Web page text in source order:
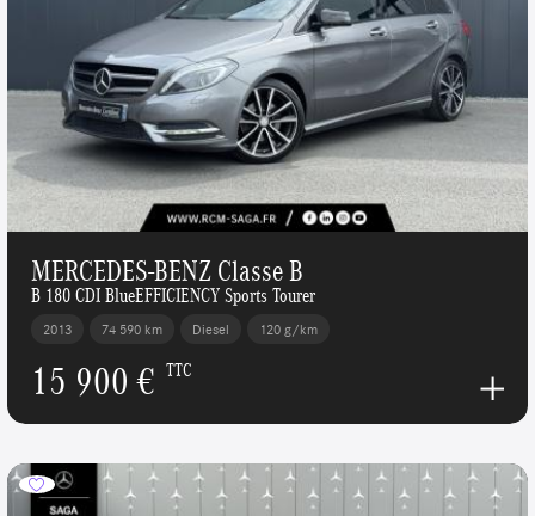
MERCEDES-BENZ Classe B
B 180 CDI BlueEFFICIENCY Sports Tourer
2013 74 590 km Diesel 120 g/km
15 900 € TTC